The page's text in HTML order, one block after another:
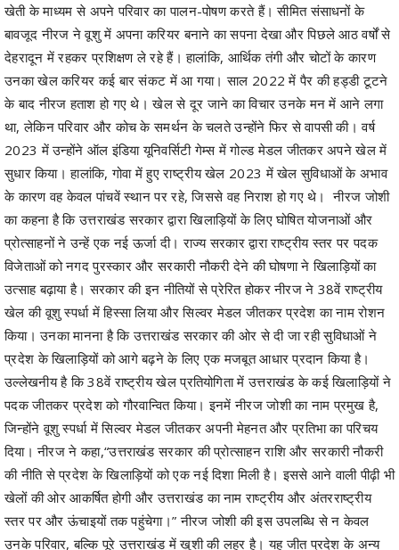
खेती के माध्यम से अपने परिवार का पालन-पोषण करते हैं। सीमित संसाधनों के
बावजूद नीरज ने वूशु में अपना करियर बनाने का सपना देखा और पिछले आठ वर्षों से
देहरादून में रहकर प्रशिक्षण ले रहे हैं। हालांकि, आर्थिक तंगी और चोटों के कारण
उनका खेल करियर कई बार संकट में आ गया। साल 2022 में पैर की हड्डी टूटने
के बाद नीरज हताश हो गए थे। खेल से दूर जाने का विचार उनके मन में आने लगा
था, लेकिन परिवार और कोच के समर्थन के चलते उन्होंने फिर से वापसी की। वर्ष
2023 में उन्होंने ऑल इंडिया यूनिवर्सिटी गेम्स में गोल्ड मेडल जीतकर अपने खेल में
सुधार किया। हालांकि, गोवा में हुए राष्ट्रीय खेल 2023 में खेल सुविधाओं के अभाव
के कारण वह केवल पांचवें स्थान पर रहे, जिससे वह निराश हो गए थे। नीरज जोशी
का कहना है कि उत्तराखंड सरकार द्वारा खिलाड़ियों के लिए घोषित योजनाओं और
प्रोत्साहनों ने उन्हें एक नई ऊर्जा दी। राज्य सरकार द्वारा राष्ट्रीय स्तर पर पदक
विजेताओं को नगद पुरस्कार और सरकारी नौकरी देने की घोषणा ने खिलाड़ियों का
उत्साह बढ़ाया है। सरकार की इन नीतियों से प्रेरित होकर नीरज ने 38वें राष्ट्रीय
खेल की वूशु स्पर्धा में हिस्सा लिया और सिल्वर मेडल जीतकर प्रदेश का नाम रोशन
किया। उनका मानना है कि उत्तराखंड सरकार की ओर से दी जा रही सुविधाओं ने
प्रदेश के खिलाड़ियों को आगे बढ़ने के लिए एक मजबूत आधार प्रदान किया है।
उल्लेखनीय है कि 38वें राष्ट्रीय खेल प्रतियोगिता में उत्तराखंड के कई खिलाड़ियों ने
पदक जीतकर प्रदेश को गौरवान्वित किया। इनमें नीरज जोशी का नाम प्रमुख है,
जिन्होंने वूशु स्पर्धा में सिल्वर मेडल जीतकर अपनी मेहनत और प्रतिभा का परिचय
दिया। नीरज ने कहा,“उत्तराखंड सरकार की प्रोत्साहन राशि और सरकारी नौकरी
की नीति से प्रदेश के खिलाड़ियों को एक नई दिशा मिली है। इससे आने वाली पीढ़ी भी
खेलों की ओर आकर्षित होगी और उत्तराखंड का नाम राष्ट्रीय और अंतरराष्ट्रीय
स्तर पर और ऊंचाइयों तक पहुंचेगा।” नीरज जोशी की इस उपलब्धि से न केवल
उनके परिवार, बल्कि पूरे उत्तराखंड में खुशी की लहर है। यह जीत प्रदेश के अन्य